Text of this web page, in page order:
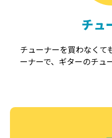
チュ
チューナーを買わなくて
ーナーで、ギターのチュ